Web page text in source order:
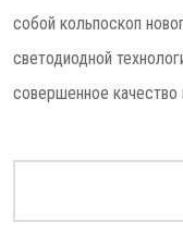
собой кольпоскоп
светодиодной
совершенное качество